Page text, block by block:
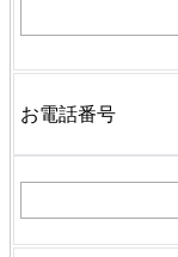
お電話番号